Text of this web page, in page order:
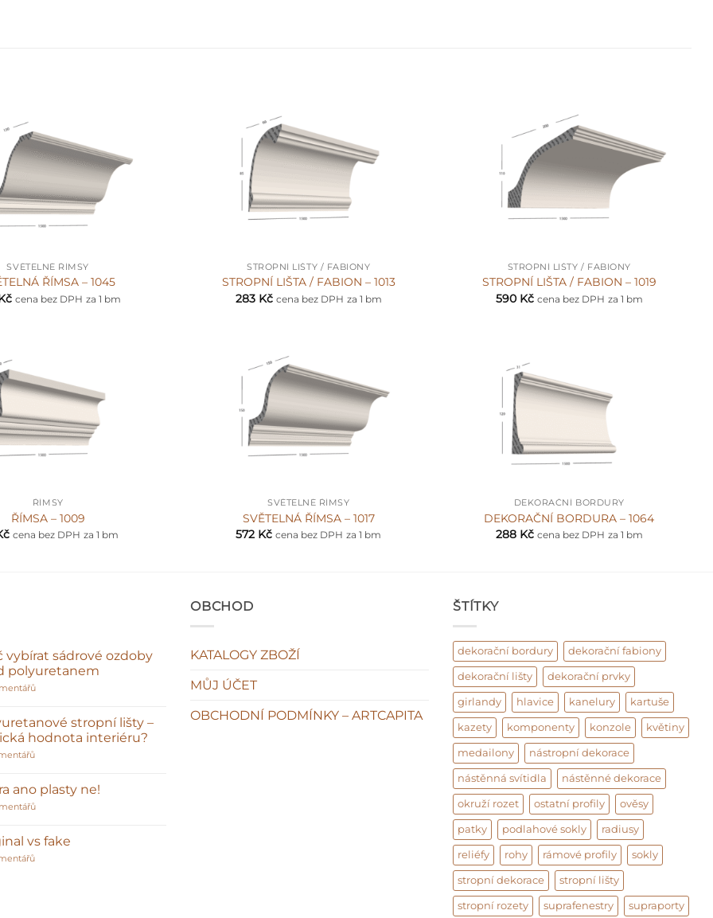
SVĚTELNÉ ŘÍMSY
ŘÍMSA – 1045
cena bez DPH za 1 bm
STROPNÍ LIŠTY / FABIONY
STROPNÍ LIŠTA / FABION – 1013
283 Kč cena bez DPH za 1 bm
STROPNÍ LIŠTY / FABIONY
STROPNÍ LIŠTA / FABION – 1019
590 Kč cena bez DPH za 1 bm
ŘÍMSY
ŘÍMSA – 1009
cena bez DPH za 1 bm
SVĚTELNÉ ŘÍMSY
SVĚTELNÁ ŘÍMSA – 1017
572 Kč cena bez DPH za 1 bm
DEKORAČNÍ BORDURY
DEKORAČNÍ BORDURA – 1064
288 Kč cena bez DPH za 1 bm
vybírat sádrové ozdoby
polyuretanem
u
názvem
Proč
vybírat
stropní lišty –
hodnota interiéru?
u
názvem
Polyuretanové
stropní
klasická
hodnota
interiéru?
ano plasty ne!
u
názvem
Sádra
vs fake
u
OBCHOD
KATALOGY ZBOŽÍ
MŮJ ÚČET
OBCHODNÍ PODMÍNKY – ARTCAPITA
ŠTÍTKY
dekorační bordury dekorační fabiony
dekorační lišty dekorační prvky
girlandy hlavice kanelury kartuše
kazety komponenty konzole květiny
medailony nástropní dekorace
nástěnná svítidla nástěnné dekorace
okruží rozet ostatní profily ověsy
patky podlahové sokly radiusy
reliéfy rohy rámové profily sokly
stropní dekorace stropní lišty
stropní rozety suprafenestry supraporty